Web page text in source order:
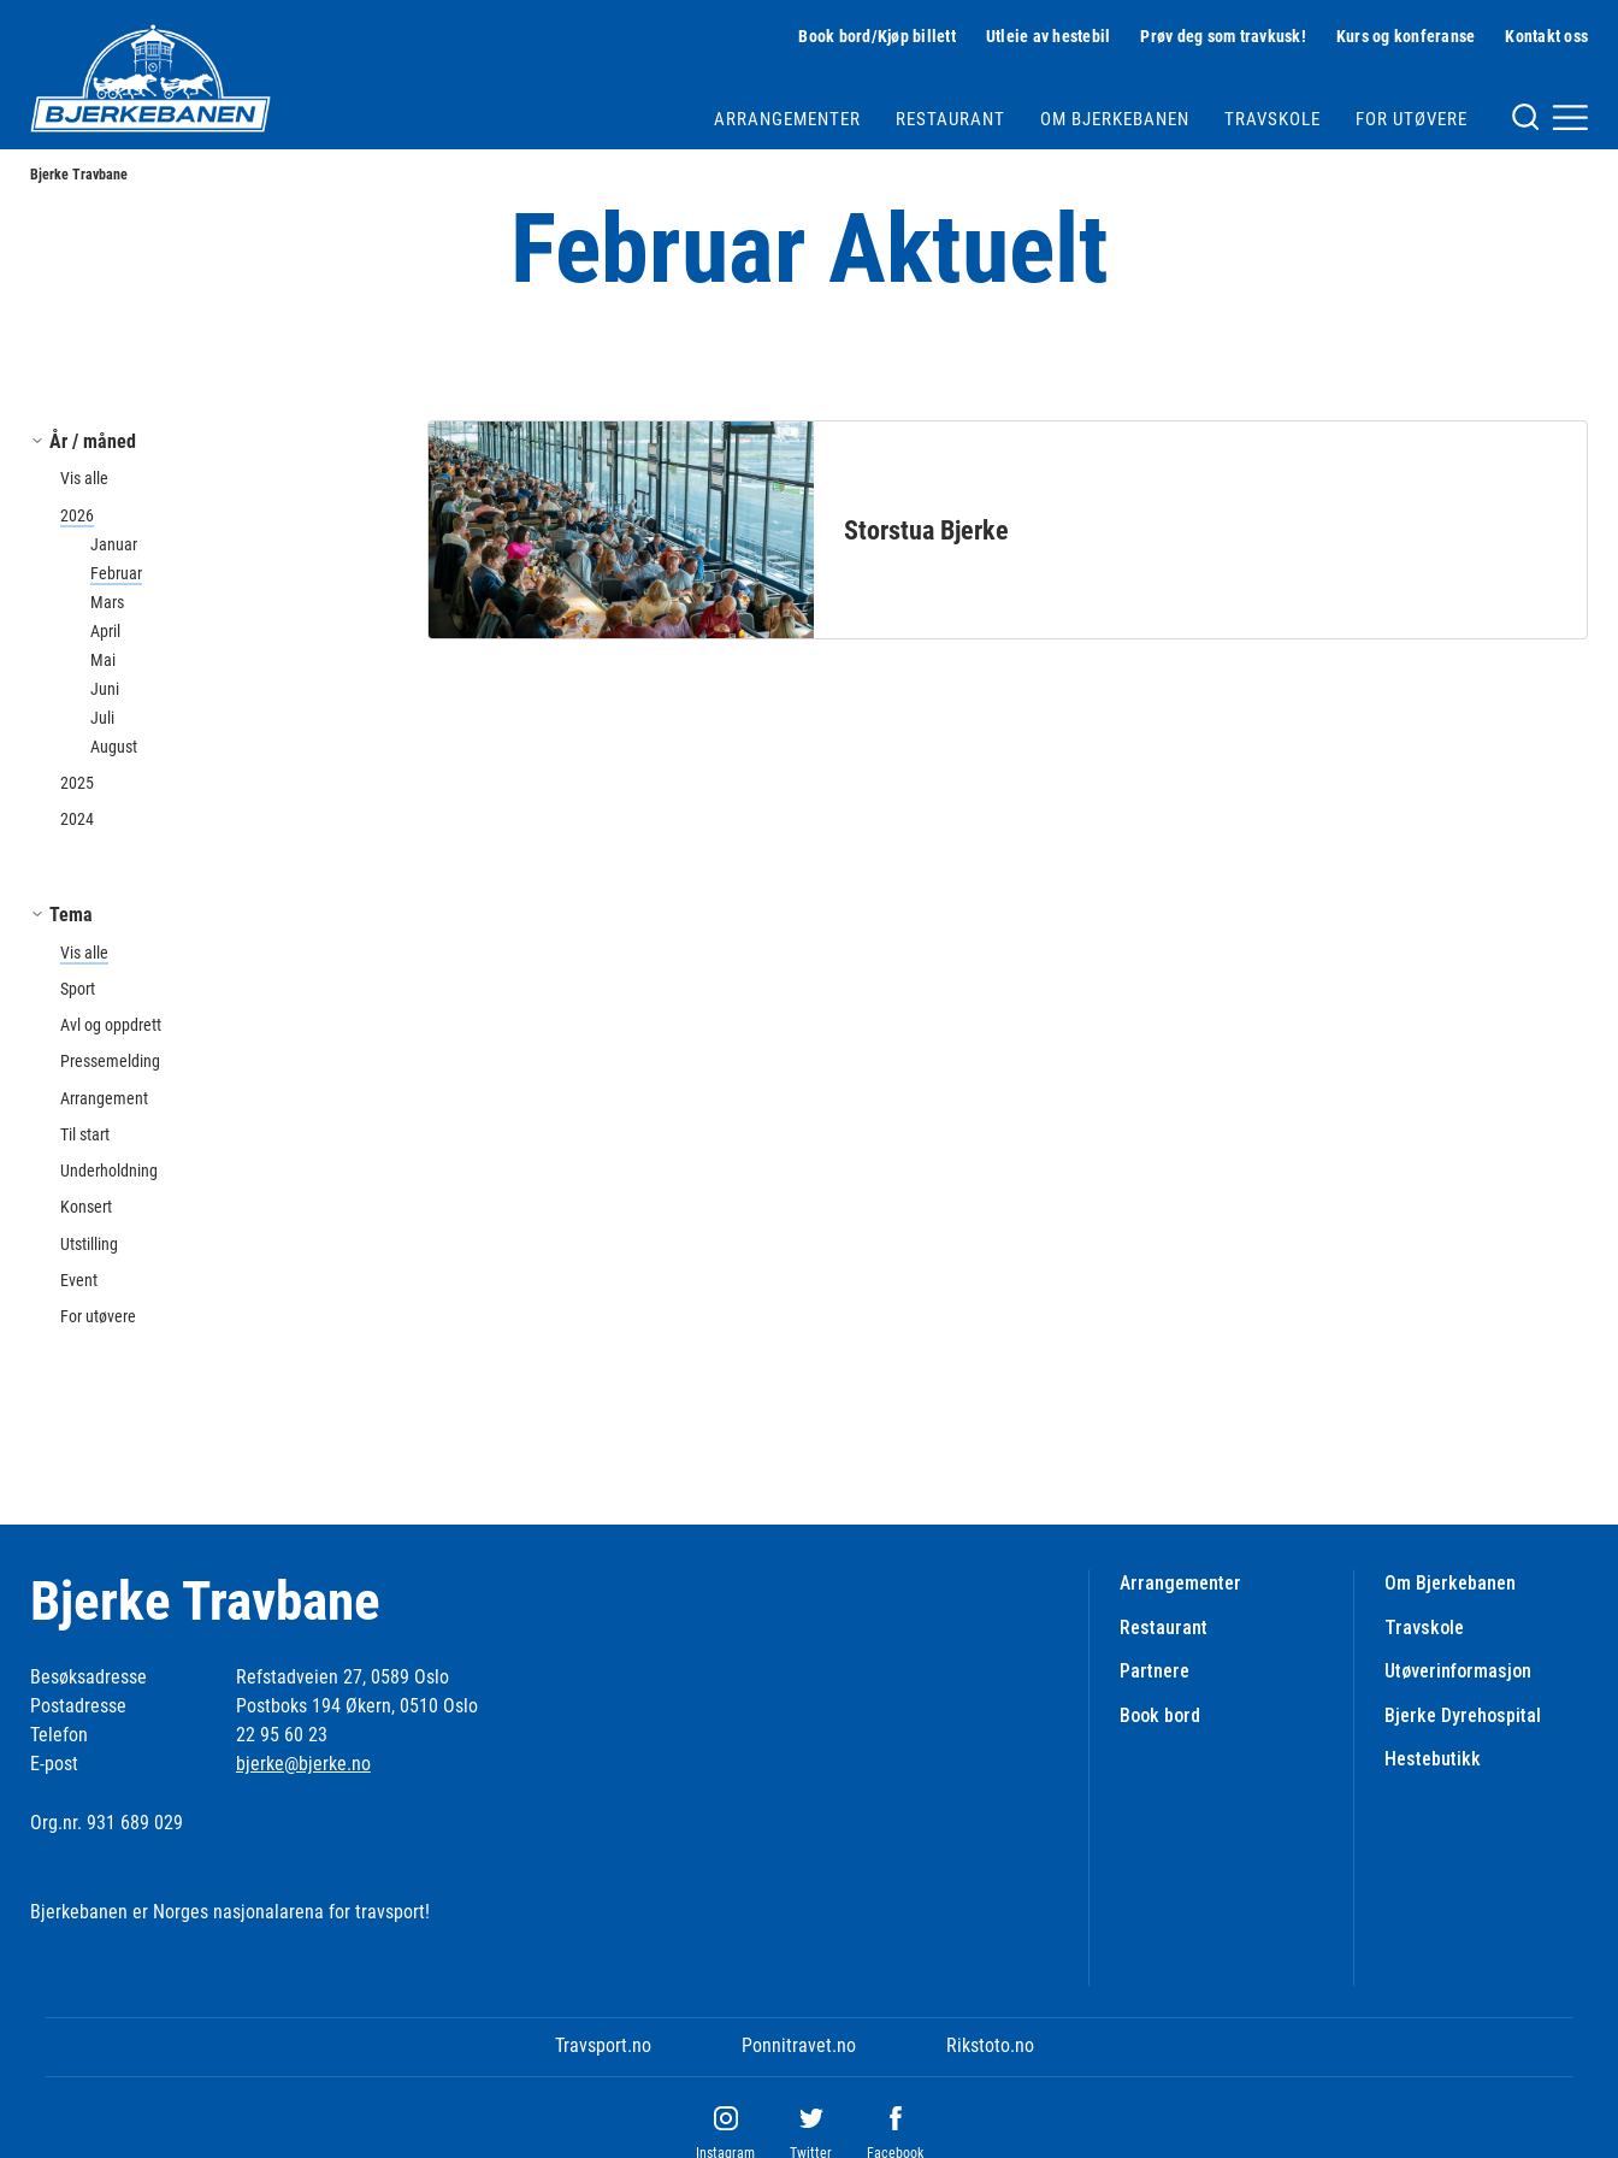
Book bord/Kjøp billett Utleie av hestebil Prøv deg som travkusk! Kurs og konferanse Kontakt oss
ARRANGEMENTER RESTAURANT OM BJERKEBANEN TRAVSKOLE FOR UTØVERE
Bjerke Travbane
Februar Aktuelt
År / måned
Vis alle
2026
Januar
Februar
Mars
April
Mai
Juni
Juli
August
2025
2024
Tema
Vis alle
Sport
Avl og oppdrett
Pressemelding
Arrangement
Til start
Underholdning
Konsert
Utstilling
Event
For utøvere
Storstua Bjerke
Bjerke Travbane
Besøksadresse
Refstadveien 27, 0589 Oslo
Postadresse
Postboks 194 Økern, 0510 Oslo
Telefon
22 95 60 23
E-post
bjerke@bjerke.no
Org.nr. 931 689 029
Bjerkebanen er Norges nasjonalarena for travsport!
Arrangementer
Restaurant
Partnere
Book bord
Om Bjerkebanen
Travskole
Utøverinformasjon
Bjerke Dyrehospital
Hestebutikk
Travsport.no Ponnitravet.no Rikstoto.no
Instagram Twitter Facebook